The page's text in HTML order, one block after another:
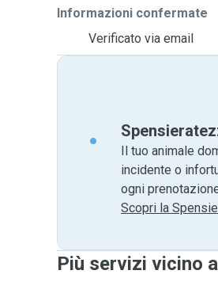
Informazioni confermate
Verificato via email
Il tuo animale
incidente o
ogni
Scopri la
Più servizi vicino